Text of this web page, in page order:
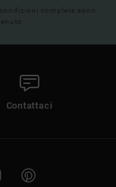
complete sono
Contattaci